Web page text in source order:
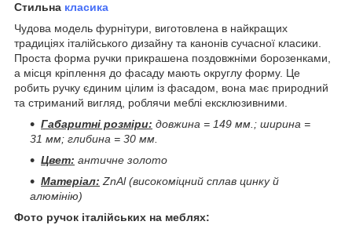
Стильна класика
Чудова модель фурнітури, виготовлена в найкращих
традиціях італійського дизайну та канонів сучасної класики.
Проста форма ручки прикрашена поздовжніми борозенками,
а місця кріплення до фасаду мають округлу форму. Це
робить ручку єдиним цілим із фасадом, вона має природний
та стриманий вигляд, роблячи меблі ексклюзивними.
Габаритні розміри: довжина = 149 мм.; ширина =
31 мм; глибина = 30 мм.
Цвет: античне золото
Матеріал: ZnAl (високоміцний сплав цинку й
алюмінію)
Фото ручок італійських на меблях: